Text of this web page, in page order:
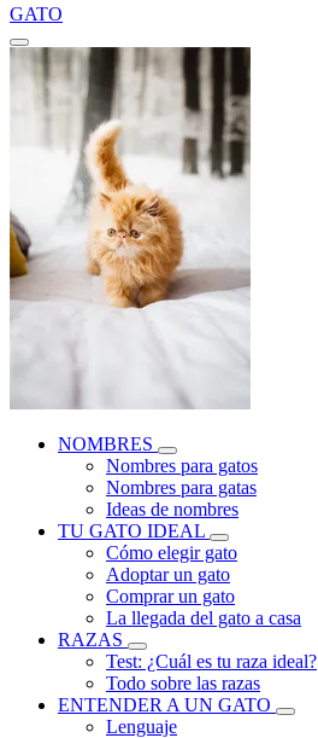
GATO
NOMBRES
Nombres para gatos
Nombres para gatas
Ideas de nombres
TU GATO IDEAL
Cómo elegir gato
Adoptar un gato
Comprar un gato
La llegada del gato a casa
RAZAS
Test: ¿Cuál es tu raza ideal?
Todo sobre las razas
ENTENDER A UN GATO
Lenguaje